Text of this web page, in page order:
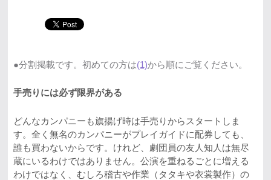
●分割掲載です。初めての方は(1)から順にご覧ください。
手売りには必ず限界がある
どんなカンパニーも旗揚げ時は手売りからスタートしま
す。全く無名のカンパニーがプレイガイドに配券しても、
誰も買わないからです。けれど、劇団員の友人知人は無尽
蔵にいるわけではありません。公演を重ねるごとに増える
わけではなく、むしろ稽古や作業（タタキや衣裳製作）の